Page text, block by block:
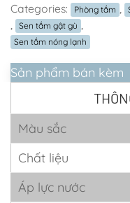
Categories:
Phòng tắm
Sen tắm gật gù
Sen tắm nóng lạnh
Sản phẩm bán kèm
Màu sắc
Chất liệu
Áp lực nước